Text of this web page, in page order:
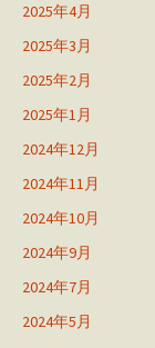
2025年4月
2025年3月
2025年2月
2025年1月
2024年12月
2024年11月
2024年10月
2024年9月
2024年7月
2024年5月